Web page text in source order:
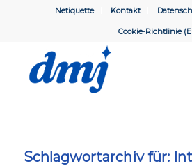
Netiquette Kontakt
Cookie-Richtlinie
Schlagwortarchiv für: